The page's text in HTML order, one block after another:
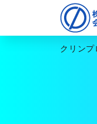
クリンプ